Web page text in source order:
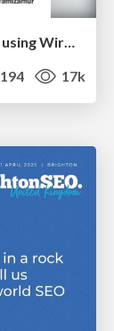
Easily Structure & Communicate Ideas using Wireframe
194 17k